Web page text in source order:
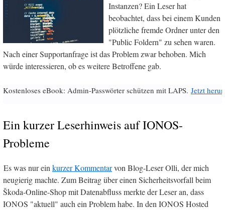
Instanzen? Ein Leser hat
beobachtet, dass bei einem Kunden
plötzliche fremde Ordner unter den
"Public Foldern" zu sehen waren.
Nach einer Supportanfrage ist das Problem zwar behoben. Mich
würde interessieren, ob es weitere Betroffene gab.
Kostenloses eBook: Admin-Passwörter schützen mit LAPS. Jetzt
Ein kurzer Leserhinweis auf IONOS-
Probleme
Es was nur einkurzer Kommentarvon Blog-Leser Olli, der mich
neugierig machte. Zum Beitrag über einen Sicherheitsvorfall beim
Škoda-Online-Shop mit Datenabfluss merkte der Leser an, dass
IONOS "aktuell" auch ein Problem habe. In den IONOS Hosted